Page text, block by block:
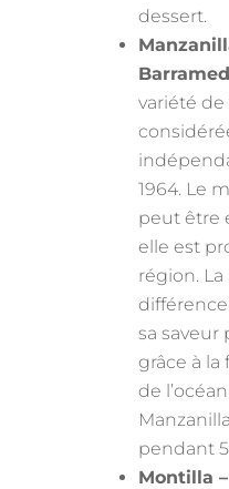
dessert.
variété de
1964. Le
peut être
elle est
région.
différence
sa saveur
grâce à
de
pendant
Montilla